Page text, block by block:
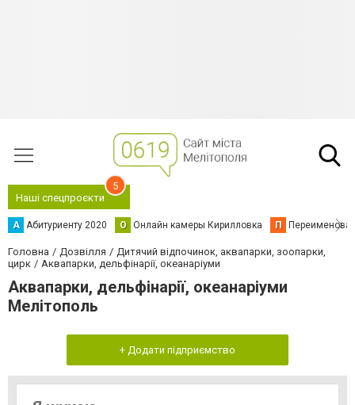
Наші спецпроєкти
5
А Абитуриенту 2020 О Онлайн камеры Кирилловка П
Головна Дозвілля
Дитячий відпочинок, аквапарки, зоопарки,
цирк
Аквапарки, дельфінарії, океанаріуми
Аквапарки, дельфінарії, океанаріуми
Мелітополь
+ Додати підприємство